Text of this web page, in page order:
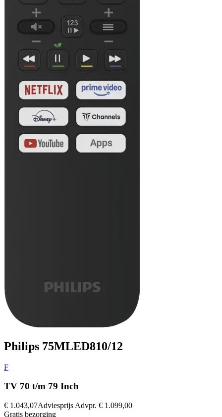
Philips 75MLED810/12
F
TV 70 t/m 79 Inch
€ 1.043,07Adviesprijs Advpr. € 1.099,00
Gratis bezorging